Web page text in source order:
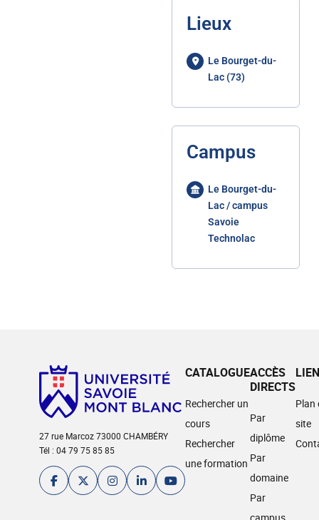
Lieux
Le Bourget-du-
Lac (73)
Campus
Le Bourget-du-
Lac / campus
Savoie
Technolac
27 rue Marcoz 73000 CHAMBÉRY
Tél : 04 79 75 85 85
CATALOGUE
Rechercher un
cours
Rechercher
une formation
ACCÈS
DIRECTS
Par
diplôme
Par
domaine
Par
Plan
site